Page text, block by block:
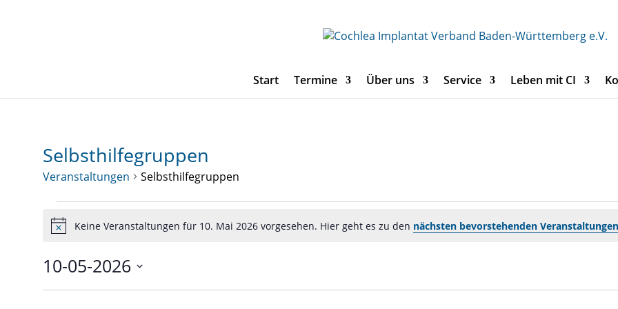
Start Termine Über uns Service Leben mit CI
Selbsthilfegruppen
Veranstaltungen Selbsthilfegruppen
Veranstaltungen
für
10.
Mai
2026
HinweisKeine Veranstaltungen für 10. Mai 2026 vorgesehen. Hier geht es zu den nächsten bevorstehenden Veranstaltungen
10-05-2026
Datum